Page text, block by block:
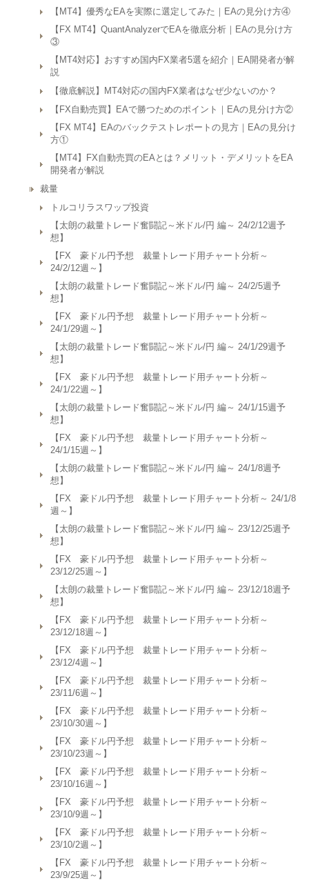
【MT4】優秀なEAを実際に選定してみた｜EAの見分け方④
【FX MT4】QuantAnalyzerでEAを徹底分析｜EAの見分け方
③
【MT4対応】おすすめ国内FX業者5選を紹介｜EA開発者が解
説
【徹底解説】MT4対応の国内FX業者はなぜ少ないのか？
【FX自動売買】EAで勝つためのポイント｜EAの見分け方②
【FX MT4】EAのバックテストレポートの見方｜EAの見分け
方①
【MT4】FX自動売買のEAとは？メリット・デメリットをEA
開発者が解説
裁量
トルコリラスワップ投資
【太朗の裁量トレード奮闘記～米ドル/円 編～ 24/2/12週予
想】
【FX 豪ドル円予想 裁量トレード用チャート分析～
24/2/12週～】
【太朗の裁量トレード奮闘記～米ドル/円 編～ 24/2/5週予
想】
【FX 豪ドル円予想 裁量トレード用チャート分析～
24/1/29週～】
【太朗の裁量トレード奮闘記～米ドル/円 編～ 24/1/29週予
想】
【FX 豪ドル円予想 裁量トレード用チャート分析～
24/1/22週～】
【太朗の裁量トレード奮闘記～米ドル/円 編～ 24/1/15週予
想】
【FX 豪ドル円予想 裁量トレード用チャート分析～
24/1/15週～】
【太朗の裁量トレード奮闘記～米ドル/円 編～ 24/1/8週予
想】
【FX 豪ドル円予想 裁量トレード用チャート分析～ 24/1/8
週～】
【太朗の裁量トレード奮闘記～米ドル/円 編～ 23/12/25週予
想】
【FX 豪ドル円予想 裁量トレード用チャート分析～
23/12/25週～】
【太朗の裁量トレード奮闘記～米ドル/円 編～ 23/12/18週予
想】
【FX 豪ドル円予想 裁量トレード用チャート分析～
23/12/18週～】
【FX 豪ドル円予想 裁量トレード用チャート分析～
23/12/4週～】
【FX 豪ドル円予想 裁量トレード用チャート分析～
23/11/6週～】
【FX 豪ドル円予想 裁量トレード用チャート分析～
23/10/30週～】
【FX 豪ドル円予想 裁量トレード用チャート分析～
23/10/23週～】
【FX 豪ドル円予想 裁量トレード用チャート分析～
23/10/16週～】
【FX 豪ドル円予想 裁量トレード用チャート分析～
23/10/9週～】
【FX 豪ドル円予想 裁量トレード用チャート分析～
23/10/2週～】
【FX 豪ドル円予想 裁量トレード用チャート分析～
23/9/25週～】